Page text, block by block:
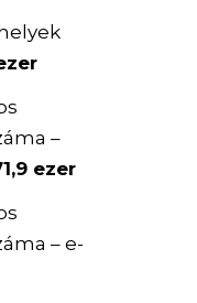
–
ezer
– e-